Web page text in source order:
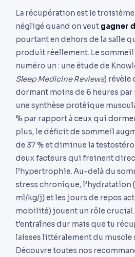
La récupération est le
négligé quand on veut gagner
pourtant en dehors de la salle
produit réellement. Le sommeil
numéro un : une étude de
Sleep Medicine Reviews) révèle
dormant moins de 6 heures
une synthèse protéique
% par rapport à ceux qui
plus, le déficit de sommeil
de 37 % et diminue la
deux facteurs qui freinent
l’hypertrophie. Au-delà du
stress chronique, l’hydratation
ml/kg/j) et les jours de repos
mobilité) jouent un rôle crucial.
t’entraînes dur mais que tu
laisses littéralement du muscle
Découvre toutes nos